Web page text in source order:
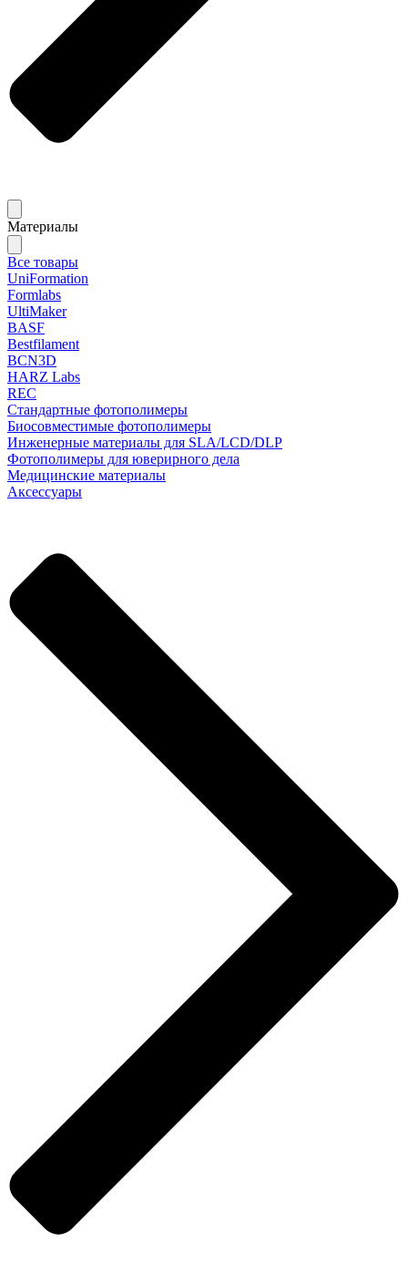
Материалы
Все товары
UniFormation
Formlabs
UltiMaker
BASF
Bestfilament
BCN3D
HARZ Labs
REC
Стандартные фотополимеры
Биосовместимые фотополимеры
Инженерные материалы для SLA/LCD/DLP
Фотополимеры для юверирного дела
Медицинские материалы
Аксессуары